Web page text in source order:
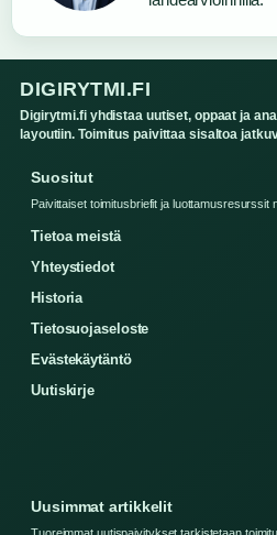
DIGIRYTMI.FI
Digirytmi.fi yhdistaa uutiset, oppaat ja
layoutiin. Toimitus paivittaa sisaltoa
Suositut
Paivittaiset toimitusbriefit ja luottamusresurssit
Tietoa meistä
Yhteystiedot
Historia
Tietosuojaseloste
Evästekäytäntö
Uutiskirje
Uusimmat artikkelit